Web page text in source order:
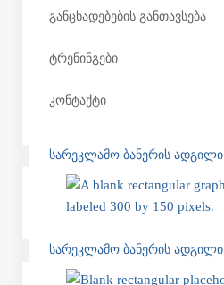
Განცხადებების Განთავსება
Ტრენინგები
Კონტაქტი
ᲡᲐᲠᲔᲙᲚᲐᲛᲝ ᲑᲐᲜᲔᲠᲘᲡ ᲐᲓᲒᲘᲚᲘ
ᲡᲐᲠᲔᲙᲚᲐᲛᲝ ᲑᲐᲜᲔᲠᲘᲡ ᲐᲓᲒᲘᲚᲘ